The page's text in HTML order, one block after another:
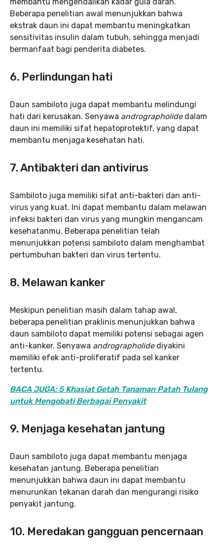
Beberapa penelitian awal menunjukkan bahwa
ekstrak daun ini dapat membantu meningkatkan
sensitivitas insulin dalam tubuh, sehingga menjadi
bermanfaat bagi penderita diabetes.
6. Perlindungan hati
Daun sambiloto juga dapat membantu melindungi
hati dari kerusakan. Senyawa andrographolide dalam
daun ini memiliki sifat hepatoprotektif, yang dapat
membantu menjaga kesehatan hati.
7. Antibakteri dan antivirus
Sambiloto juga memiliki sifat anti-bakteri dan anti-
virus yang kuat. Ini dapat membantu dalam melawan
infeksi bakteri dan virus yang mungkin mengancam
kesehatanmu. Beberapa penelitian telah
menunjukkan potensi sambiloto dalam menghambat
pertumbuhan bakteri dan virus tertentu.
8. Melawan kanker
Meskipun penelitian masih dalam tahap awal,
beberapa penelitian praklinis menunjukkan bahwa
daun sambiloto dapat memiliki potensi sebagai agen
anti-kanker. Senyawa andrographolide diyakini
memiliki efek anti-proliferatif pada sel kanker
tertentu.
BACA JUGA: 5 Khasiat Getah Tanaman Patah Tulang
untuk Mengobati Berbagai Penyakit
9. Menjaga kesehatan jantung
Daun sambiloto juga dapat membantu menjaga
kesehatan jantung. Beberapa penelitian
menunjukkan bahwa daun ini dapat membantu
menurunkan tekanan darah dan mengurangi risiko
penyakit jantung.
10. Meredakan gangguan pencernaan